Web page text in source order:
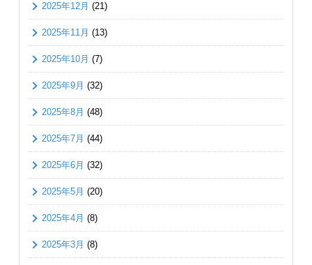
2025年12月 (21)
2025年11月 (13)
2025年10月 (7)
2025年9月 (32)
2025年8月 (48)
2025年7月 (44)
2025年6月 (32)
2025年5月 (20)
2025年4月 (8)
2025年3月 (8)